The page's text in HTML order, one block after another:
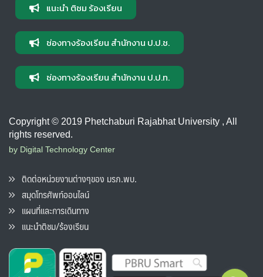
แนะนำ ติชม ร้องเรียน
ช่องทางร้องเรียน สำนักงาน ป.ป.ช.
ช่องทางร้องเรียน สำนักงาน ป.ป.ท.
Copyright © 2019 Phetchaburi Rajabhat University , All
rights reserved.
by Digital Technology Center
ติดต่อหน่วยงานต่างๆของ มรภ.พบ.
สมุดโทรศัพท์ออนไลน์
แผนที่และการเดินทาง
แนะนำติชม/ร้องเรียน